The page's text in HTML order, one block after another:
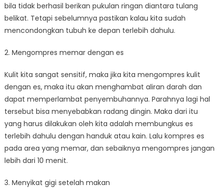
bila tidak berhasil berikan pukulan ringan diantara tulang
belikat. Tetapi sebelumnya pastikan kalau kita sudah
mencondongkan tubuh ke depan terlebih dahulu.
2. Mengompres memar dengan es
Kulit kita sangat sensitif, maka jika kita mengompres kulit
dengan es, maka itu akan menghambat aliran darah dan
dapat memperlambat penyembuhannya. Parahnya lagi hal
tersebut bisa menyebabkan radang dingin. Maka dari itu
yang harus dilakukan oleh kita adalah membungkus es
terlebih dahulu dengan handuk atau kain. Lalu kompres es
pada area yang memar, dan sebaiknya mengompres jangan
lebih dari 10 menit.
3. Menyikat gigi setelah makan